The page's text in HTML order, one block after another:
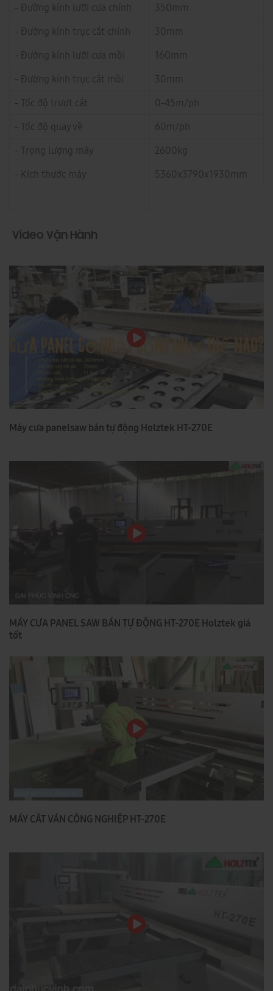
- Đường kính lưỡi cưa chính
350mm
- Đường kính trục cắt chính
30mm
- Đường kính lưỡi cưa mồi
160mm
- Đường kính trục cắt mồi
30mm
- Tốc độ trượt cắt
0-45m/ph
- Tốc độ quay về
60m/ph
- Trọng lượng máy
2600kg
- Kích thước máy
5360x3790x1930mm
Video Vận Hành
Máy cưa panelsaw bán tự động Holztek HT-270E
MÁY CƯA PANEL SAW BÁN TỰ ĐỘNG HT-270E Holztek giá
tốt
MÁY CẮT VÁN CÔNG NGHIỆP HT-270E